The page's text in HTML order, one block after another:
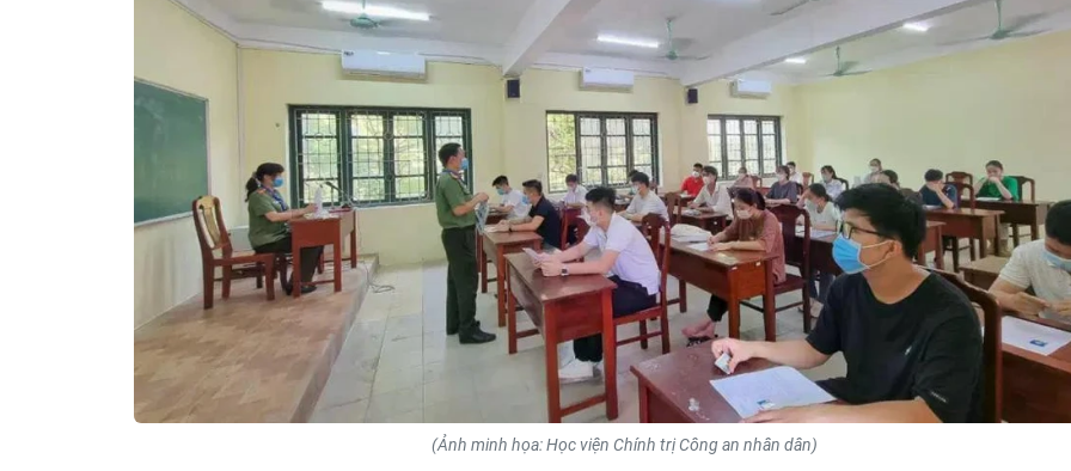
(Ảnh minh họa: Học viện Chính trị Công an nhân dân)